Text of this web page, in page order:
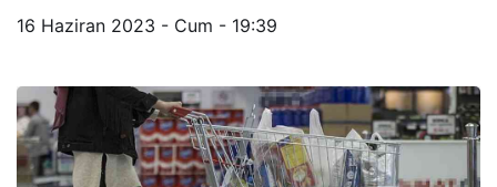
16 Haziran 2023 - Cum - 19:39